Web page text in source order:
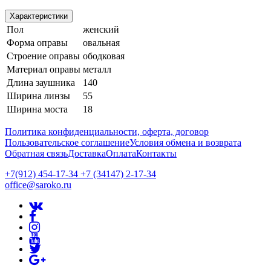
Характеристики
Пол
женский
Форма оправы
овальная
Строение оправы ободковая
Материал оправы металл
Длина заушника
140
Ширина линзы
55
Ширина моста
18
Политика конфиденциальности, оферта, договор
Пользовательское соглашениеУсловия обмена и возврата
Обратная связьДоставкаОплатаКонтакты
+7(912) 454-17-34 +7 (34147) 2-17-34
office@saroko.ru